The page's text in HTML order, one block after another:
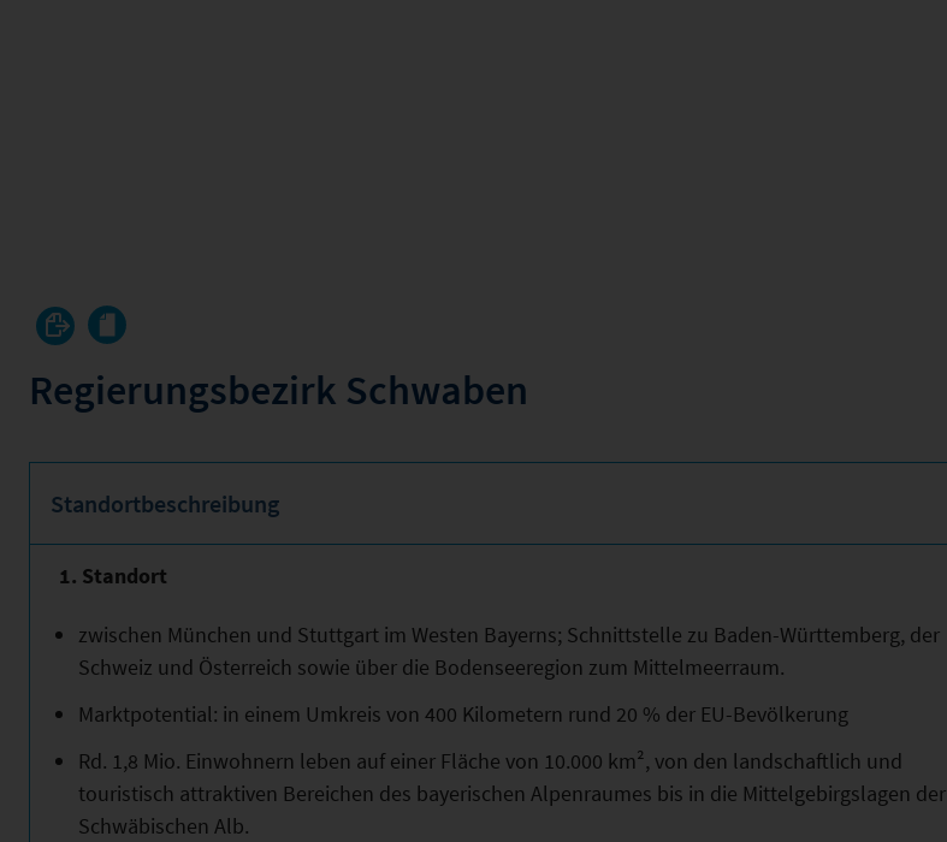
Regierungsbezirk Schwaben
Standortbeschreibung
1. Standort
zwischen München und Stuttgart im Westen Bayerns; Schnittstelle zu Baden-Württemberg, der
Schweiz und Österreich sowie über die Bodenseeregion zum Mittelmeerraum.
Marktpotential: in einem Umkreis von 400 Kilometern rund 20 % der EU-Bevölkerung
Rd. 1,8 Mio. Einwohnern leben auf einer Fläche von 10.000 km², von den landschaftlich und
touristisch attraktiven Bereichen des bayerischen Alpenraumes bis in die Mittelgebirgslagen der
Schwäbischen Alb.